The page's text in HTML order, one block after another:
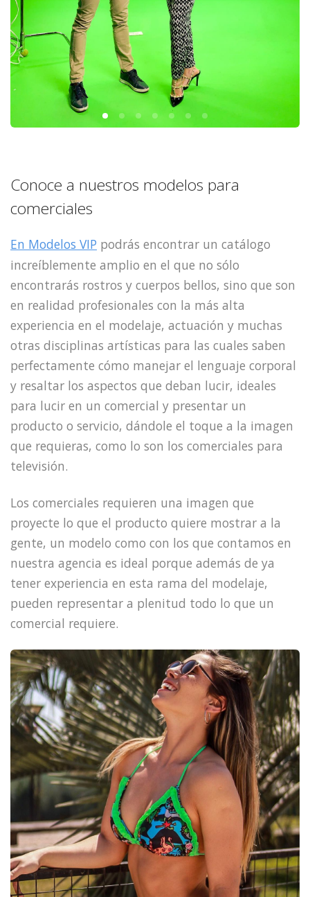
Conoce a nuestros modelos para
comerciales
En Modelos VIP podrás encontrar un catálogo
increíblemente amplio en el que no sólo
encontrarás rostros y cuerpos bellos, sino que son
en realidad profesionales con la más alta
experiencia en el modelaje, actuación y muchas
otras disciplinas artísticas para las cuales saben
perfectamente cómo manejar el lenguaje corporal
y resaltar los aspectos que deban lucir, ideales
para lucir en un comercial y presentar un
producto o servicio, dándole el toque a la imagen
que requieras, como lo son los comerciales para
televisión.
Los comerciales requieren una imagen que
proyecte lo que el producto quiere mostrar a la
gente, un modelo como con los que contamos en
nuestra agencia es ideal porque además de ya
tener experiencia en esta rama del modelaje,
pueden representar a plenitud todo lo que un
comercial requiere.